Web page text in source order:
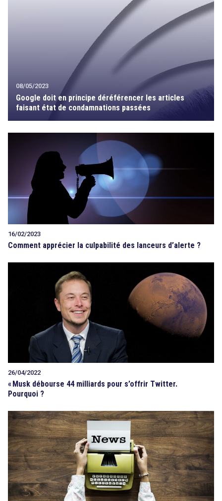
08/05/2023
Google doit en principe déréférencer les articles
faisant état de condamnations passées
16/02/2023
Comment apprécier la culpabilité des lanceurs d’alerte ?
26/04/2022
« Musk débourse 44 milliards pour s’offrir Twitter.
Pourquoi ?